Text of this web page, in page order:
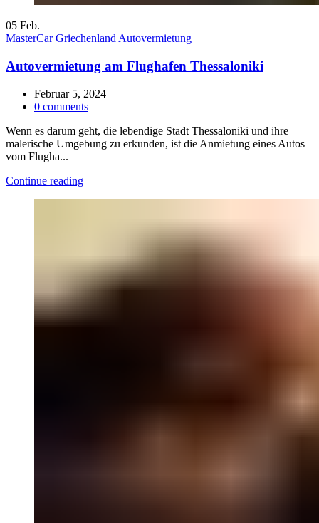
05 Feb.
MasterCar Griechenland Autovermietung
Autovermietung am Flughafen Thessaloniki
Februar 5, 2024
0 comments
Wenn es darum geht, die lebendige Stadt Thessaloniki und ihre
malerische Umgebung zu erkunden, ist die Anmietung eines Autos
vom Flugha...
Continue reading